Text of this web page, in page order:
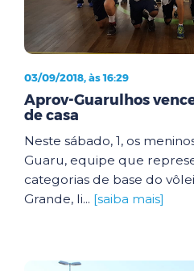
03/09/2018, às 16:29
Aprov-Guarulhos
de casa
Neste sábado, 1, os
Guaru, equipe que
categorias de base do
Grande, li... [saiba mais]